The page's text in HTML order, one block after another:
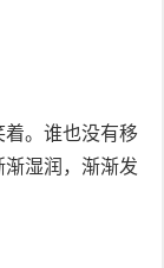
着。谁也没有移
湿润，渐渐发